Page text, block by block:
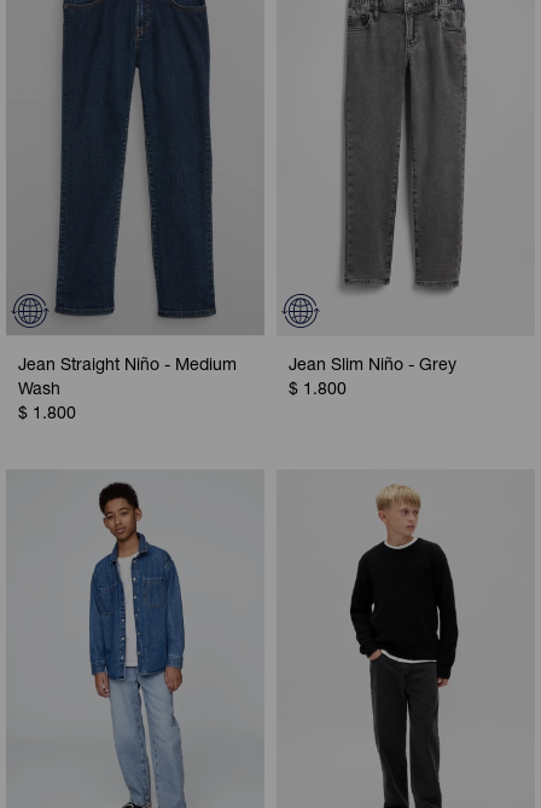
Jean Straight Niño - Medium
Wash
$ 1.800
Jean Slim Niño - Grey
$ 1.800